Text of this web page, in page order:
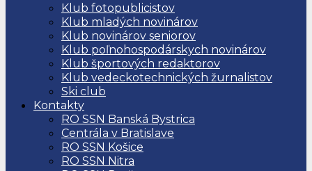
Klub fotopublicistov
Klub mladých novinárov
Klub novinárov seniorov
Klub poľnohospodárskych novinárov
Klub športových redaktorov
Klub vedeckotechnických žurnalistov
Ski club
Kontakty
RO SSN Banská Bystrica
Centrála v Bratislave
RO SSN Košice
RO SSN Nitra